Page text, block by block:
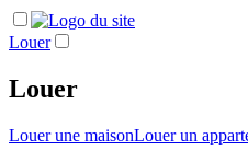
Louer
Louer
Louer une maisonLouer un